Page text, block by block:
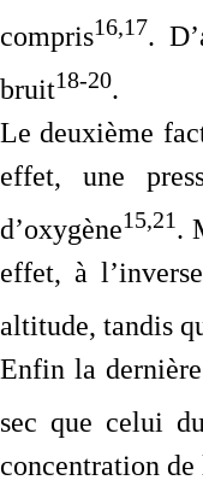
compris16,17.
bruit18-20.
Le deuxième
effet, une
d’oxygène15,21.
effet, à
altitude, tandis
Enfin la
sec que celui
concentration